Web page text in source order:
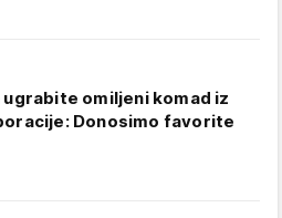
omiljeni komad iz
Donosimo favorite